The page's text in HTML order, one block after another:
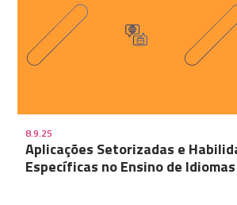
8.9.25
Aplicações Setorizadas e
Específicas no Ensino de